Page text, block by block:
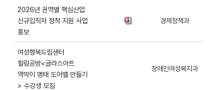
2026년 권역별 핵심산업
신규입직자 정착 지원 사업
홍보
경제정책과
여성행복드림센터
힐링공방<글라스아트
액막이 명태 도어벨 만들기
> 수강생 모집
장애인여성복지과